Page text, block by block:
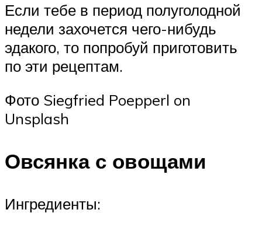
Если тебе в период полуголодной
недели захочется чего-нибудь
эдакого, то попробуй приготовить
по эти рецептам.
Фото Siegfried Poepperl on
Unsplash
Овсянка с овощами
Ингредиенты: